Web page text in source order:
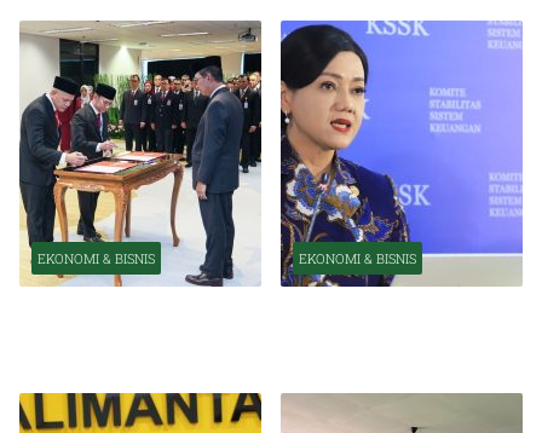
EKONOMI & BISNIS EKONOMI & BISNIS